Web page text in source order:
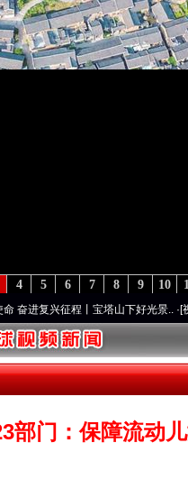
10
9
8
7
6
5
4
复兴征程丨宝塔山下好光景..·[视频]因
部门：保障流动